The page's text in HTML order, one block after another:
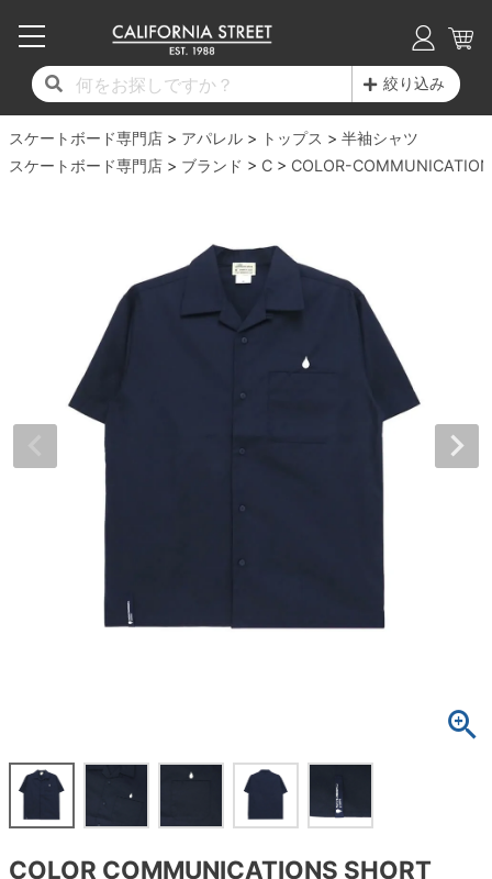
絞り込み
スケートボード専門店 アパレル トップス
半袖シャツ
スケートボード専門店
ブランド C COLOR-
COLOR COMMUNICATIONS SHORT
17時までのご注文は当日発送！
11,000円以上で送料無料！
毎月1日はポイント5倍！10日と20日は3倍！
17時までのご注文は当日発送！
11,000円以上で送料無料！
毎月1日はポイント5倍！10日と20日は3倍！
デッキブランド一覧（全てのデッキ）
サイズからデッキを選ぶ
子供用デッキ
7.0inch以下
7.7inch
8.4inch
8.5inch
トラック
17時までのご注文は当日発送！
11,000円以上で送料無料！
毎月1日はポイント5倍！10日と20日は3倍！
トラックブランド一覧（全てのトラック）
適合デッキサイズから選ぶ
7.0inch以下
7.2inch
7.8inch
8.5inch
8.6inch
ウィール
17時までのご注文は当日発送！
11,000円以上で送料無料！
毎月1日はポイント5倍！10日と20日は3倍！
ウィールブランド一覧（全てのウィール）
ウィールをサイズから選ぶ
50mm
51mm
56mm
64mm
65mm
スピットファイヤー F4（フォーミュラフォ
ボーンズ XF（エックスフォーミュラ）
ボーンズ STF（エスティーエフ）
パウエルペラルタ DF（ドラゴンフォーミュ
ベアリング
パーツ・その他
練習用アイテム（初心者におすすめ）
スケートケース・バッグ
17時までのご注文は当日発送！
11,000円以上で送料無料！
毎月1日はポイント5倍！10日と20日は3倍！
シューズをサイズから選ぶ
20cm
21cm
24cm
27.5cm
28cm
サンダル
インソール
シューレース・その他
17時までのご注文は当日発送！
11,000円以上で送料無料！
毎月1日はポイント5倍！10日と20日は3倍！
ロングスリーブTシャツ
ジャケット
パーカー
トレーナー・セーター
長袖ボタンシャツ
キャップ
ソックス
17時までのご注文は当日発送！
11,000円以上で送料無料！
毎月1日はポイント5倍！10日と20日は3倍！
17時までのご注文は当日発送！
11,000円以上で送料無料！
毎月1日はポイント5倍！10日と20日は3倍！
スタッフおすすめアイテム
ブランド紹介
INFO
スケートパーク情報
17時までのご注文は当日発送！
11,000円以上で送料無料！
毎月1日はポイント5倍！10日と20日は3倍！
スタッフ紹介
カリフォルニアストリートの歴史
求人情報
プライバシーポリシー
特定商取引法に基づく表記